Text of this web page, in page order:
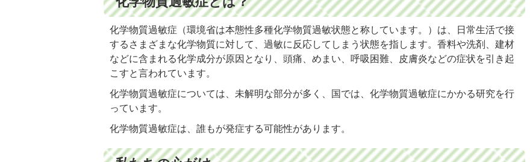
化学物質過敏症（環境省は本態性多種化学物質過敏状態と称しています。）は、日常生活で接
するさまざまな化学物質に対して、過敏に反応してしまう状態を指します。香料や洗剤、建材
などに含まれる化学成分が原因となり、頭痛、めまい、呼吸困難、皮膚炎などの症状を引き起
こすと言われています。
化学物質過敏症については、未解明な部分が多く、国では、化学物質過敏症にかかる研究を行
っています。
化学物質過敏症は、誰もが発症する可能性があります。